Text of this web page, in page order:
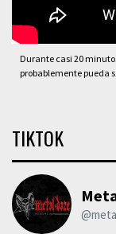
Durante casi 20
probablemente pueda
TIKTOK